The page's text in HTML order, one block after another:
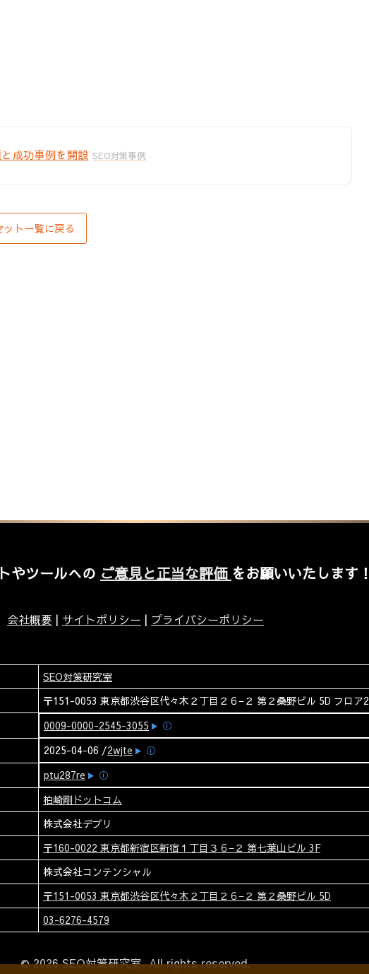
成功事例を開設 SEO対策事例
ット一覧に戻る
やツールへの ご意見と正当な評価 をお願いいたします！
会社概要 | サイトポリシー | プライバシーポリシー
SEO対策研究室
〒151-0053 東京都渋谷区代々木２丁目２６−２ 第２桑野ビル 5D フロア2
0009-0000-2545-3055
ⓘ
2025-04-06 /2wjte
ⓘ
ptu287re
ⓘ
柏崎剛ドットコム
株式会社デブリ
〒160-0022 東京都新宿区新宿１丁目３６−２ 第七葉山ビル 3F
株式会社コンテンシャル
〒151-0053 東京都渋谷区代々木２丁目２６−２ 第２桑野ビル 5D
03-6276-4579
© 2026 SEO対策研究室. All rights reserved.